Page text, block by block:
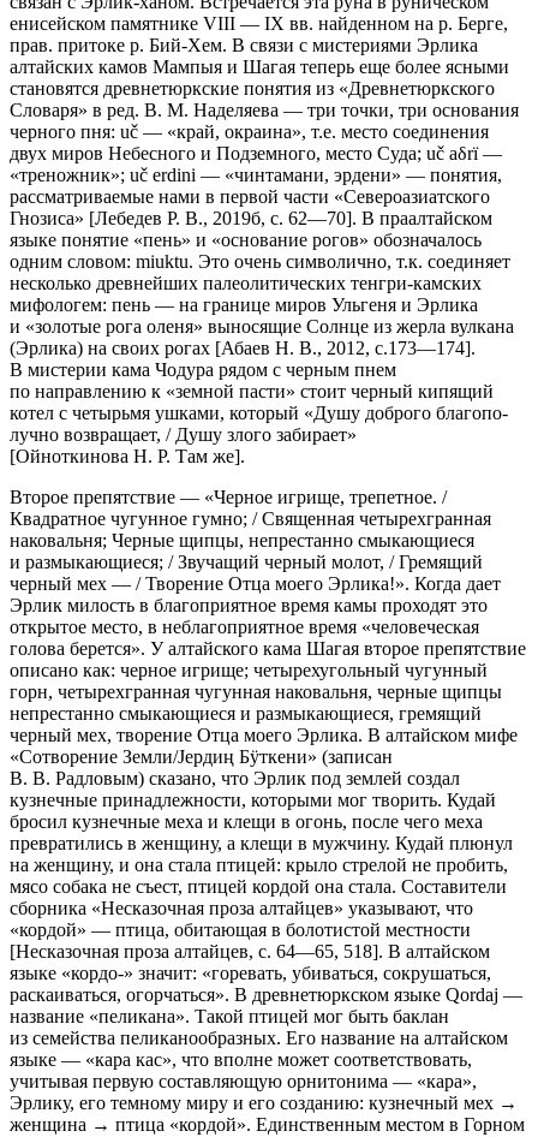
енисей­ском памятнике VIII — IX вв. найденном на р. Берге,
прав. притоке р. Бий-Хем. В связи с мистериями Эрлика
алтай­ских камов Мампыя и Шагая теперь еще более ясными
становятся древне­тюркские понятия из «Древне­тюркского
Словаря» в ред. В. М. Наделяева — три точки, три основания
чер­ного пня: uč — «край, окраина», т.е. место со­единения
двух миров Небес­ного и Подземного, место Суда; uč aδrï —
«тре­ножник»; uč erdini — «чин­тамани, эрдени» — понятия,
рассматриваемые нами в первой части «Севе­роазиатского
Гнозиса» [Лебедев Р. В., 2019б, с. 62—70]. В праалтайском
язы­ке понятие «пень» и «основание рогов» обо­значалось
одним словом: miuktu. Это очень символично, т.к. соединяет
несколько древнейших па­леолитических тенгри-камских
мифологем: пень — на границе миров Уль­геня и Эрлика
и «золотые рога оленя» выносящие Солнце из жерла вул­кана
(Эрлика) на своих рогах [Абаев Н. В., 2012, с.173—174].
В мистерии кама Чодура рядом с черным пнем
по направлению к «земной пасти» стоит чер­ный кипящий
котел с четырьмя ушками, кото­рый «Душу доброго благопо­
лучно возвращает, / Душу злого забирает»
[Ойноткинова Н. Р. Там же].
Второе препятствие — «Черное игрище, трепетное. /
Квадратное чугун­ное гумно; / Священная четырехгранная
наковальня; Черные щип­цы, не­престанно смыкающиеся
и размыкающиеся; / Звучащий черный мо­лот, / Гремящий
черный мех — / Творение Отца моего Эрлика!». Когда дает
Эр­лик милость в благоприятное время камы проходят это
открытое место, в неблагоприятное время «человеческая
голова берется». У алтайского кама Шагая второе препятствие
описано как: черное игрище; четырех­угольный чугунный
горн, четырехгранная чугунная наковальня, черные щипцы
не­престанно смыкающиеся и размыкающиеся, гремящий
черный мех, творе­ние Отца моего Эрлика. В алтайском мифе
«Сотворение Земли/Jердиң Бÿткени» (записан
В. В. Радловым) сказано, что Эрлик под землей создал
кузнечные принадлежности, которыми мог творить. Кудай
бросил кузнеч­ные меха и клещи в огонь, после чего меха
превратились в женщину, а кле­щи в мужчину. Кудай плюнул
на женщину, и она стала пти­цей: крыло стрелой не пробить,
мясо собака не съест, птицей кордой она стала. Соста­вители
сборника «Несказочная проза алтайцев» указывают, что
«кордой» — птица, обитающая в болотистой местности
[Несказочная проза алтайцев, с. 64—65, 518]. В алтайском
языке «кордо-» значит: «горе­вать, убиваться, сокрушаться,
раскаиваться, огорчаться». В древнетюрк­ском языке Qordaj —
название «пеликана». Такой птицей мог быть баклан
из семейства пели­канообразных. Его название на алтайском
языке — «кара кас», что вполне может соответствовать,
учитывая первую составляющую орнитонима — «кара»,
Эрлику, его темному миру и его созданию: кузнеч­ный мех →
женщина → птица «кордой». Единственным местом в Горном